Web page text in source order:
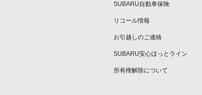
SUBARU自動車保険
リコール情報
お引越しのご連絡
SUBARU安心ほっとライン
所有権解除について